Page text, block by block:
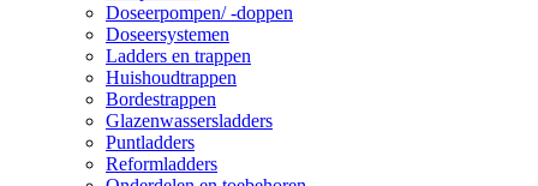
Doseerpompen/ -doppen
Doseersystemen
Ladders en trappen
Huishoudtrappen
Bordestrappen
Glazenwassersladders
Puntladders
Reformladders